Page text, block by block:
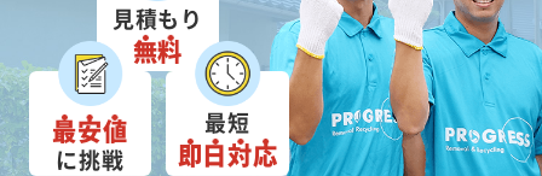
見積もり
無料
最安値
に挑戦
最短
即日対応